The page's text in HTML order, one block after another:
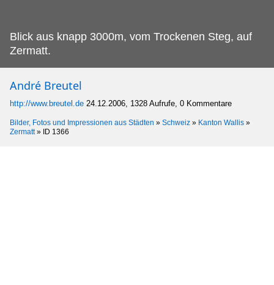
Blick aus knapp 3000m, vom Trockenen Steg, auf
Zermatt.
André Breutel
http://www.breutel.de 24.12.2006, 1328 Aufrufe, 0 Kommentare
Bilder, Fotos und Impressionen aus Städten » Schweiz » Kanton Wallis »
Zermatt» ID 1366